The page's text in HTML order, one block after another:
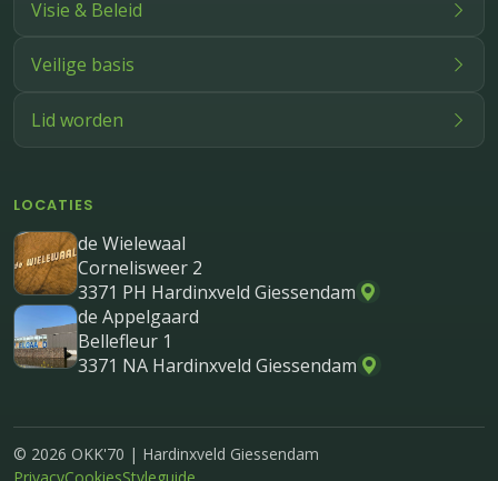
Visie & Beleid
Veilige basis
Lid worden
LOCATIES
de Wielewaal
Cornelisweer 2
3371 PH Hardinxveld Giessendam
de Appelgaard
Bellefleur 1
3371 NA Hardinxveld Giessendam
© 2026 OKK'70 | Hardinxveld Giessendam